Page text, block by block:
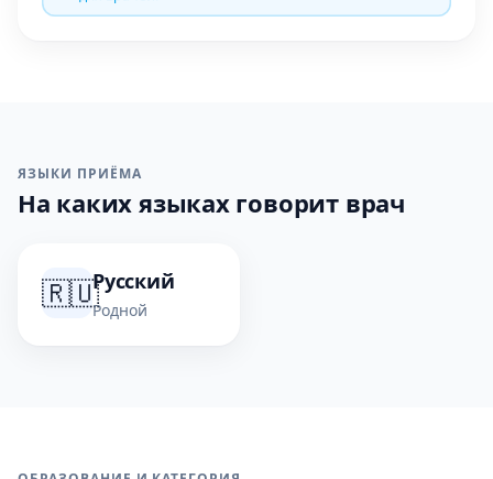
ЯЗЫКИ ПРИЁМА
На каких языках говорит врач
🇷🇺Русский
Родной